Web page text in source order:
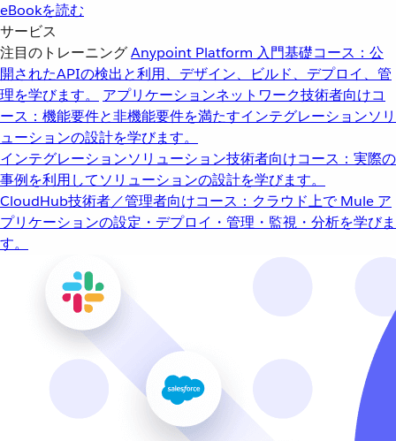
eBookを読む
サービス
注目のトレーニングAnypoint Platform 入門基礎コース：公
開されたAPIの検出と利用、デザイン、ビルド、デプロイ、管
理を学びます。
アプリケーションネットワーク技術者向けコ
ース：機能要件と非機能要件を満たすインテグレーションソリ
ューションの設計を学びます。
インテグレーションソリューション技術者向けコース：実際の
事例を利用してソリューションの設計を学びます。
CloudHub技術者／管理者向けコース：クラウド上で Mule ア
プリケーションの設定・デプロイ・管理・監視・分析を学びま
す。